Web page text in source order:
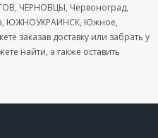
ЧЕРНОВЦЫ, Червоноград,
ЮЖНОУКРАИНСК, Южное,
заказав доставку или забрать у
найти, а также оставить